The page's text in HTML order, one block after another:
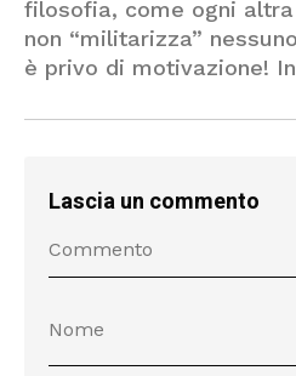
filosofia, come ogni
non “militarizza”
è privo di motivazione!
Lascia un commento